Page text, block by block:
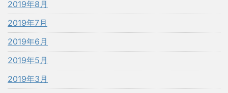
2019年8月
2019年7月
2019年6月
2019年5月
2019年3月